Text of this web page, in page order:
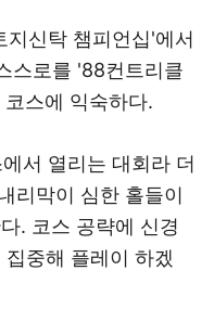
신탁 챔피언십'에서
스로를 '88컨트리클
스에 익숙하다.
서 열리는 대회라 더
리막이 심한 홀들이
. 코스 공략에 신경
중해 플레이 하겠